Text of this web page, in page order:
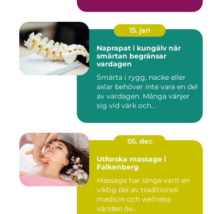
15. jan
Naprapat i kungälv när
smärtan begränsar
vardagen
Smärta i rygg, nacke eller
axlar behöver inte vara en del
av vardagen. Många vänjer
sig vid värk och...
05. dec
Utforska massage i
Falkenberg
Massage har länge varit en
viktig del av traditionell
medicin och wellness
världen öv...